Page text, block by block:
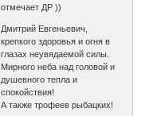
отмечает ДР ))
Дмитрий Евгеньевич,
крепкого здоровья и огня в
глазах неувядаемой силы.
Мирного неба над головой и
душевного тепла и
спокойствия!
А также трофеев рыбацких!